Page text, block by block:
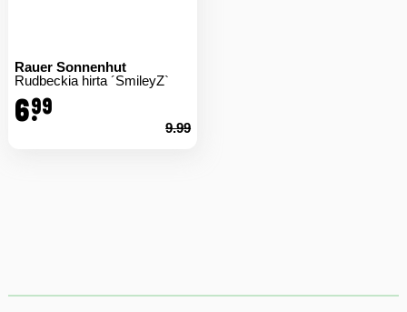
Rauer Sonnenhut
Rudbeckia hirta ´SmileyZ`
6.99
9.99